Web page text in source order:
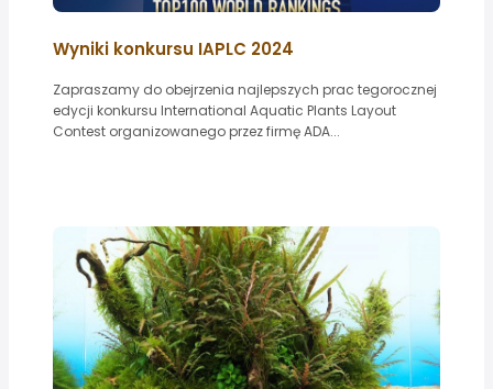
Wyniki konkursu IAPLC 2024
Zapraszamy do obejrzenia najlepszych prac tegorocznej
edycji konkursu International Aquatic Plants Layout
Contest organizowanego przez firmę ADA...